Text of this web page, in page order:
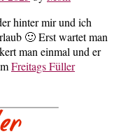
hinter mir und ich
🙂 Erst wartet man
man einmal und er
Freitags Füller